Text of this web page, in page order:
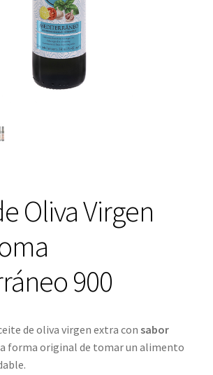
Oliva Virgen
900
de oliva virgen extra con sabor
forma original de tomar un alimento